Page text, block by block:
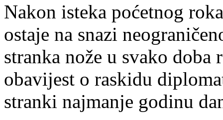
Nakon isteka poćetnog
ostaje na snazi
stranka nože u svako
obavijest o raskidu
stranki najmanje godinu